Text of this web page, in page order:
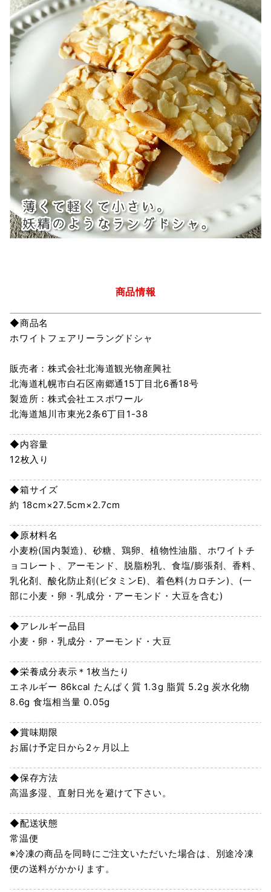
商品情報
◆商品名
ホワイトフェアリーラングドシャ
販売者：株式会社北海道観光物産興社
北海道札幌市白石区南郷通15丁目北6番18号
製造所：株式会社エスポワール
北海道旭川市東光2条6丁目1-38
◆内容量
12枚入り
◆箱サイズ
約 18cm×27.5cm×2.7cm
◆原材料名
小麦粉(国内製造)、砂糖、鶏卵、植物性油脂、ホワイトチ
ョコレート、アーモンド、脱脂粉乳、食塩/膨張剤、香料、
乳化剤、酸化防止剤(ビタミンE)、着色料(カロチン)、(一
部に小麦・卵・乳成分・アーモンド・大豆を含む)
◆アレルギー品目
小麦・卵・乳成分・アーモンド・大豆
◆栄養成分表示＊1枚当たり
エネルギー 86kcal たんぱく質 1.3g 脂質 5.2g 炭水化物
8.6g 食塩相当量 0.05g
◆賞味期限
お届け予定日から2ヶ月以上
◆保存方法
高温多湿、直射日光を避けて下さい。
◆配送状態
常温便
※冷凍の商品を同時にご注文いただいた場合は、別途冷凍
便の送料がかかります。